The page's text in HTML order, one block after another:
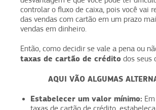
controlar o fluxo de caixa, pois você vai
das vendas com cartão em um prazo
vendas em dinheiro.
Então, como decidir se vale a pena ou
taxas de cartão de crédito dos seus
AQUI VÃO ALGUMAS
Estabelecer um valor mínimo: